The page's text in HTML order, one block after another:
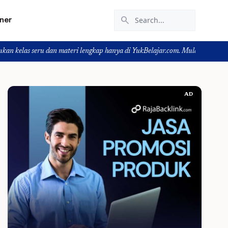
search
materi lengkap hanya di YukBelajar.com. Mulai langkah suksesmu
AD